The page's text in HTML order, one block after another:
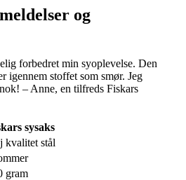
og
forbedret min syoplevelse. Den
igennem stoffet som smør. Jeg
– Anne, en tilfreds Fiskars
sysaks
kvalitet stål
gram